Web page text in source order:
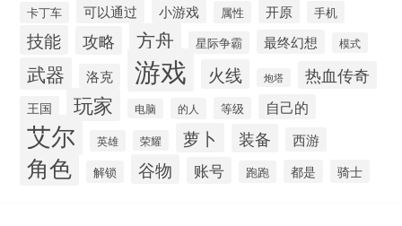
卡丁车 可以通过 小游戏 属性 开原 手机
技能 攻略 方舟 星际争霸 最终幻想 模式
武器 洛克 游戏 火线 炮塔 热血传奇
王国 玩家 电脑 的人 等级 自己的
艾尔 英雄 荣耀 萝卜 装备 西游
角色 解锁 谷物 账号 跑跑 都是 骑士